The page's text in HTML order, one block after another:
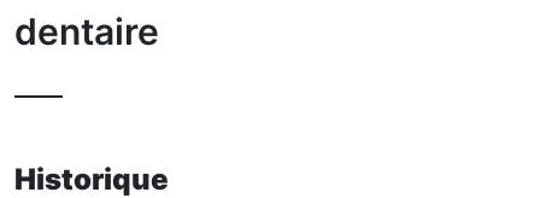
dentaire
Historique